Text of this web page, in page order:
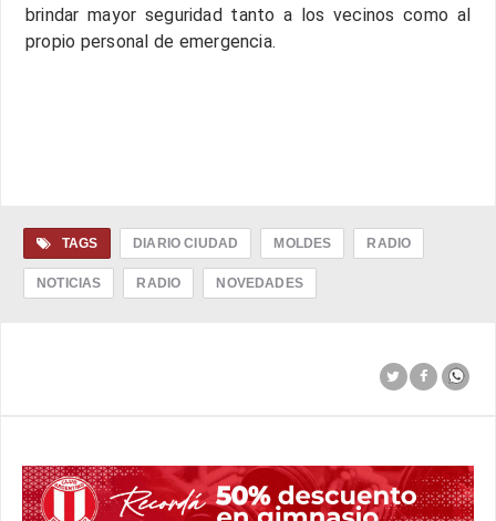
brindar mayor seguridad tanto a los vecinos como al
propio personal de emergencia.
TAGS DIARIO CIUDAD MOLDES RADIO
NOTICIAS RADIO NOVEDADES